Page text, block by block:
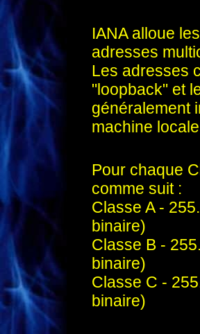
IANA alloue
adresses
Les adresses
"loopback" et
généralement
machine
Pour chaque
comme suit :
Classe A -
binaire)
Classe B -
binaire)
Classe C -
binaire)